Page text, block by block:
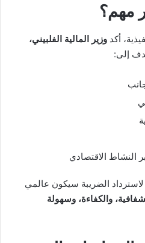
مهم؟
أكد وزير المالية الفلبيني،
إلى:
النشاط الاقتصادي
لاسترداد الضريبة سيكون عالمي
والكفاءة، وسهولة